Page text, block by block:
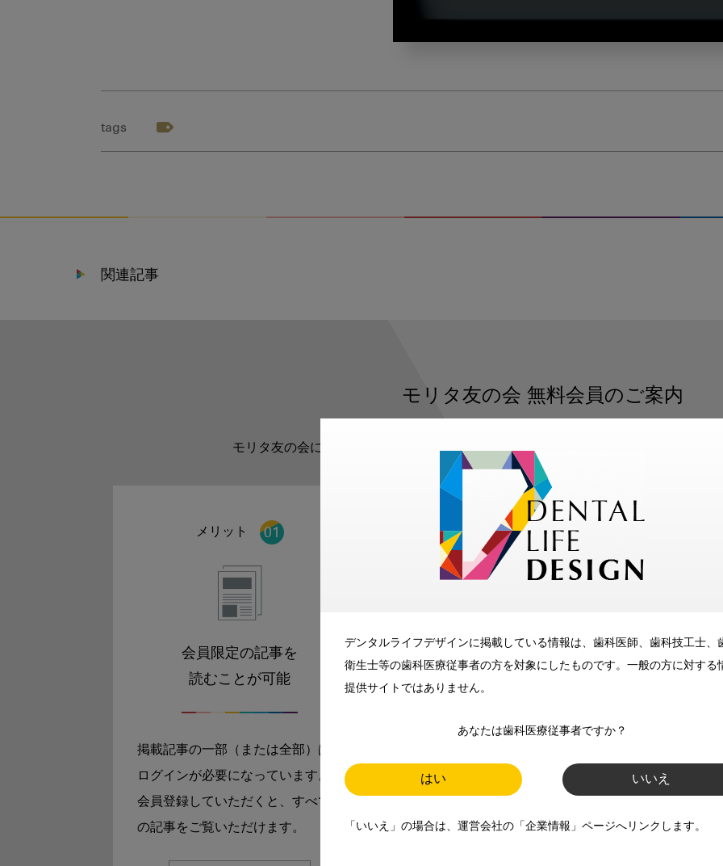
デンタルライフデザインに掲載している情報は、歯科医師、歯科技工士、
衛生士等の歯科医療従事者の方を対象にしたものです。一般の方に対する
提供サイトではありません。
あなたは歯科医療従事者ですか？
はい いいえ
「いいえ」の場合は、運営会社の「企業情報」ページへリンクします。
tags
関連記事
モリタ友の会 無料会員のご案内
モリタ友の会に登録いただくと、デンタルライフデザインをもっと便利にご利用い
メリット
会員限定の記事を
読むことが可能
掲載記事の一部（または全部）は
ログインが必要になっています。
会員登録していただくと、すべて
の記事をご覧いただけます。
メリット
メールマガジンでお届け
師、歯科衛生士、歯科技工士）に
お届けします。